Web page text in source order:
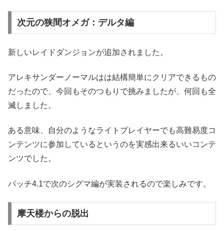
次元の狭間オメガ：デルタ編
新しいレイドダンジョンが追加されました。
アレキサンダーノーマルはは結構簡単にクリアできるもの
だったので、今回もそのつもりで挑みましたが、何回も全
滅しました。
ある意味、自分のようなライトプレイヤーでも高難易度コ
ンテンツに参加しているというのを実感出来るいいコンテ
ンツでした。
パッチ4.1で次のシグマ編が実装されるので楽しみです。
摩天楼からの脱出